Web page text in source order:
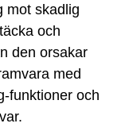
mot skadlig
och
den orsakar
med
funktioner och